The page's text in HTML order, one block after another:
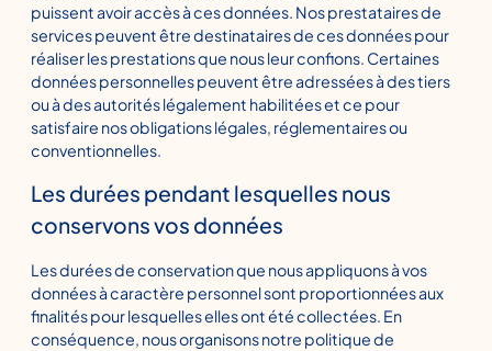
puissent avoir accès à ces données. Nos prestataires de
services peuvent être destinataires de ces données pour
réaliser les prestations que nous leur confions. Certaines
données personnelles peuvent être adressées à des tiers
ou à des autorités légalement habilitées et ce pour
satisfaire nos obligations légales, réglementaires ou
conventionnelles.
Les durées pendant lesquelles nous
conservons vos données
Les durées de conservation que nous appliquons à vos
données à caractère personnel sont proportionnées aux
finalités pour lesquelles elles ont été collectées. En
conséquence, nous organisons notre politique de